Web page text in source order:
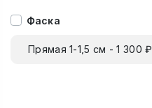
Фаска
Прямая 1-1,5 см - 1 300 ₽